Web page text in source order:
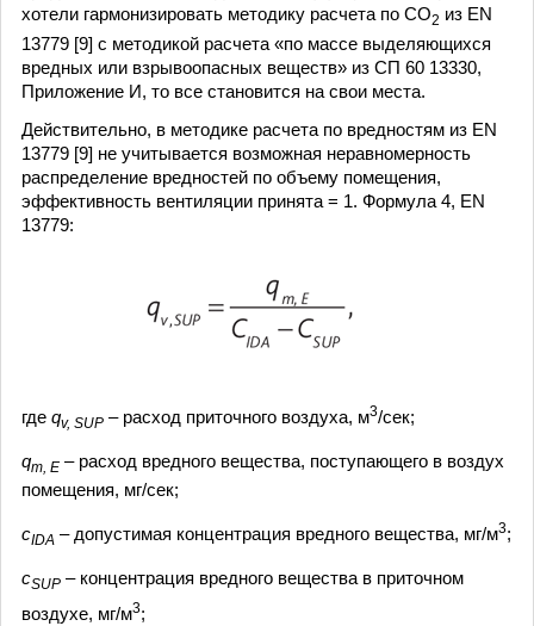
хотели гармонизировать методику расчета по СО2 из EN
13779 [9] с методикой расчета «по массе выделяющихся
вредных или взрывоопасных веществ» из СП 60 13330,
Приложение И, то все становится на свои места.
Действительно, в методике расчета по вредностям из EN
13779 [9] не учитывается возможная неравномерность
распределение вредностей по объему помещения,
эффективность вентиляции принята = 1. Формула 4, EN
13779:
где qv, SUP – расход приточного воздуха, м3/сек;
qm, E – расход вредного вещества, поступающего в воздух
помещения, мг/сек;
cIDA – допустимая концентрация вредного вещества, мг/м3;
cSUP – концентрация вредного вещества в приточном
воздухе, мг/м3;